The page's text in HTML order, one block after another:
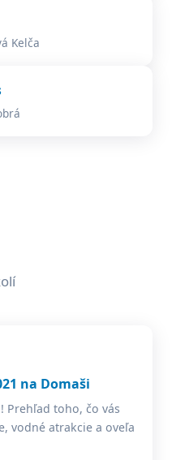
Kelča
na Domaši
Prehľad toho, čo vás
vodné atrakcie a oveľa